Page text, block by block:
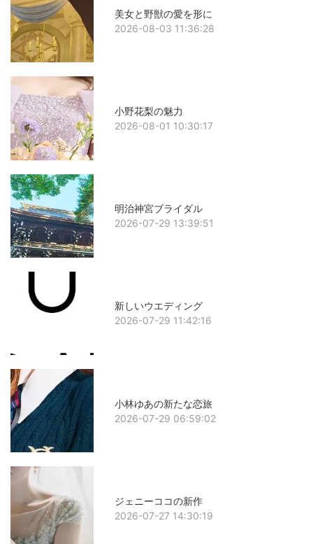
美女と野獣の愛を形に
2026-08-03 11:36:28
小野花梨の魅力
2026-08-01 10:30:17
明治神宮ブライダル
2026-07-29 13:39:51
新しいウエディング
2026-07-29 11:42:16
小林ゆあの新たな恋旅
2026-07-29 06:59:02
ジェニーココの新作
2026-07-27 14:30:19